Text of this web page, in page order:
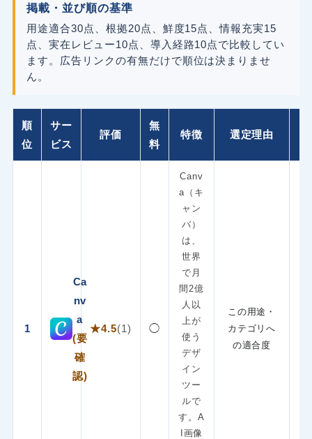
掲載・並び順の基準
用途適合30点、根拠20点、鮮度15点、情報充実15
点、実在レビュー10点、導入経路10点で比較してい
ます。広告リンクの有無だけで順位は決まりませ
ん。
順
位
サー
ビス
評価
無
料
特徴 選定理由
1
Ca
nv
a
(要
確
認)
★4.5(1) ◯
Canv
a（キ
ャン
バ）
は、
世界
で月
間2億
人以
上が
使う
デザ
イン
ツー
ルで
す。A
I画像
この用途・
カテゴリへ
の適合度